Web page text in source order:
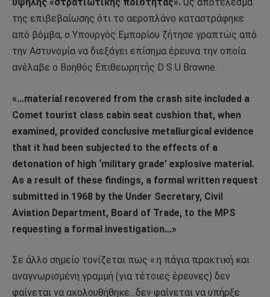
της επιβεβαίωσης ότι το αεροπλάνο καταστράφηκε
από βόμβα, ο Υπουργός Εμπορίου ζήτησε γραπτώς από
την Αστυνομία να διεξάγει επίσημα έρευνα την οποία
ανέλαβε ο Βοηθός Επιθεωρητής D S U Browne.
«…material recovered from the crash site included a
Comet tourist class cabin seat cushion that, when
examined, provided conclusive metallurgical evidence
that it had been subjected to the effects of a
detonation of high ‘military grade’ explosive material.
As a result of these findings, a formal written request
submitted in 1968 by the Under Secretary, Civil
Aviation Department, Board of Trade, to the MPS
requesting a formal investigation…»
Σε άλλο σημείο τονίζεται πως « η πάγια πρακτική και
αναγνωρισμένη γραμμή (για τέτοιες έρευνες) δεν
φαίνεται να ακολουθήθηκε…δεν φαίνεται να υπήρξε